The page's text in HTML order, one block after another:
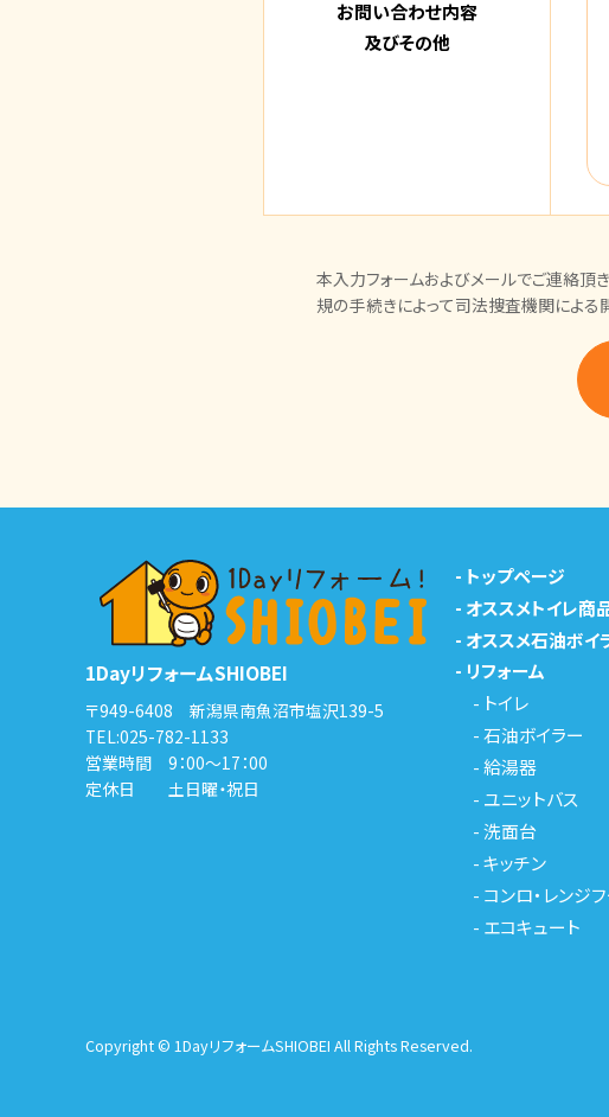
お問い合わせ内容
及びその他
本入力フォームおよびメールでご連絡頂
規の手続きによって司法捜査機関による
1DayリフォームSHIOBEI
〒949-6408 新潟県南魚沼市塩沢139-5
TEL:025-782-1133
営業時間 9：00～17：00
定休日 土日曜・祝日
- トップページ
- オススメトイレ商
- オススメ石油ボ
- リフォーム
- トイレ
-石油ボイラー
-給湯器
- ユニットバス
-洗面台
-キッチン
- コンロ・レンジ
- エコキュート
Copyright © 1DayリフォームSHIOBEI All Rights Reserved.